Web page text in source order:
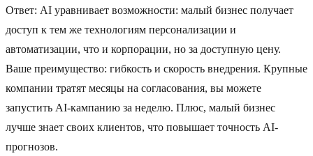
Ответ: AI уравнивает возможности: малый бизнес получает
доступ к тем же технологиям персонализации и
автоматизации, что и корпорации, но за доступную цену.
Ваше преимущество: гибкость и скорость внедрения. Крупные
компании тратят месяцы на согласования, вы можете
запустить AI-кампанию за неделю. Плюс, малый бизнес
лучше знает своих клиентов, что повышает точность AI-
прогнозов.